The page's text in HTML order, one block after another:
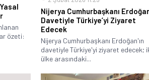
özeti:
Nijerya Cumhurbaşkanı Erdoğan
Davetiyle Türkiye’yi Ziyaret
Edecek
davetiyle Türkiye'yi ziyaret edecek; iki
ülke arasındaki...